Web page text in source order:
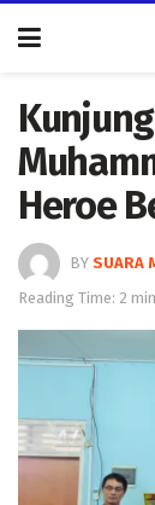
Heroe
BY SUARA
Reading Time: 2